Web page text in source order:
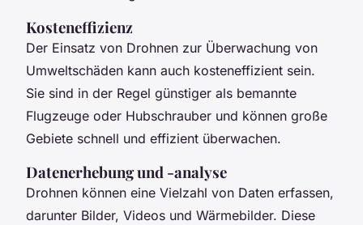
Kosteneffizienz
Der Einsatz von Drohnen zur Überwachung von
Umweltschäden kann auch kosteneffizient sein.
Sie sind in der Regel günstiger als bemannte
Flugzeuge oder Hubschrauber und können große
Gebiete schnell und effizient überwachen.
Datenerhebung und -analyse
Drohnen können eine Vielzahl von Daten erfassen,
darunter Bilder, Videos und Wärmebilder. Diese